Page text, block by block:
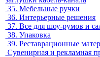
35. Мебельные ручки
36. Интерьерные решения
37. Все для шоу-румов и
38. Упаковка
39. Реставрационные
Сувенирная и рекламная